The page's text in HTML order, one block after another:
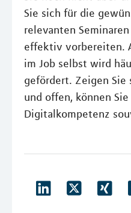
Sie sich für die
relevanten
effektiv vorbereiten.
im Job selbst wird
gefördert. Zeigen
und offen, können
Digitalkompetenz